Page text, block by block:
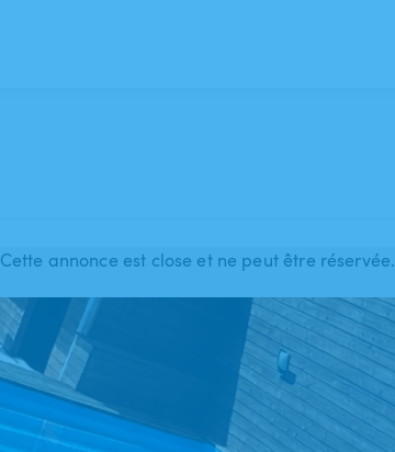
Cette annonce est close et ne peut être réservée.